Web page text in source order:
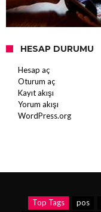
HESAP DURUMU
Hesap aç
Oturum aç
Kayıt akışı
Yorum akışı
WordPress.org
Top Tags pos